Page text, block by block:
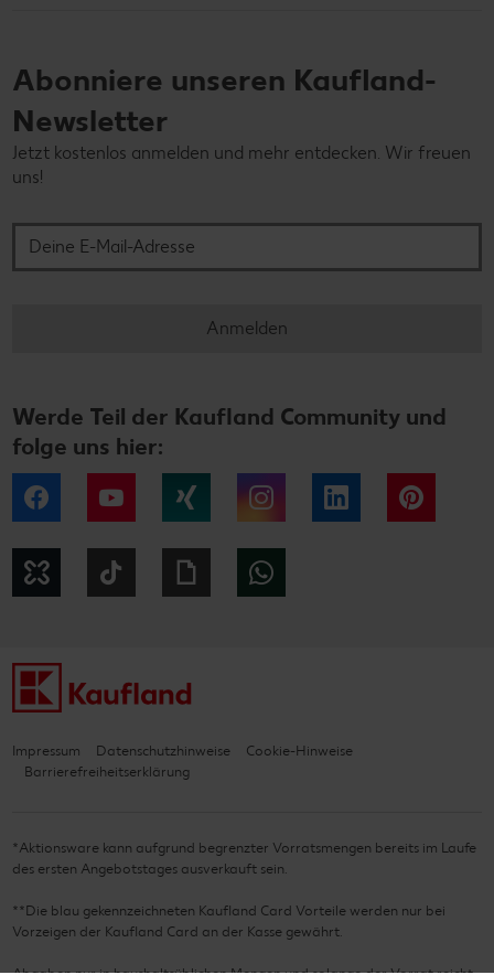
Abonniere unseren Kaufland-
Newsletter
Jetzt kostenlos anmelden und mehr entdecken. Wir freuen
uns!
Anmelden
Werde Teil der Kaufland Community und
folge uns hier:
Facebook YouTube Xing Instagram LinkedIn
Kununu Giphy
Impressum Datenschutzhinweise
Cookie-Hinweise
Barrierefreiheitserklärung
*Aktionsware kann aufgrund begrenzter Vorratsmengen bereits im Laufe
des ersten Angebotstages ausverkauft sein.
**Die blau gekennzeichneten Kaufland Card Vorteile werden nur bei
Vorzeigen der Kaufland Card an der Kasse gewährt.